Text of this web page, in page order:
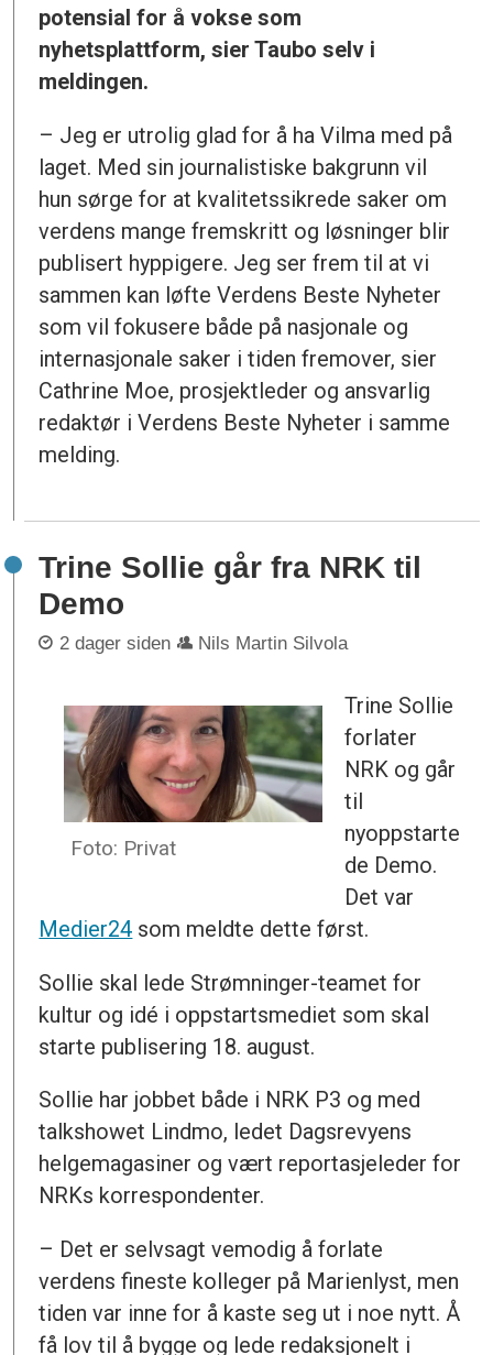
potensial for å vokse som
nyhetsplattform, sier Taubo selv i
meldingen.
– Jeg er utrolig glad for å ha Vilma med på
laget. Med sin journalistiske bakgrunn vil
hun sørge for at kvalitetssikrede saker om
verdens mange fremskritt og løsninger blir
publisert hyppigere. Jeg ser frem til at vi
sammen kan løfte Verdens Beste Nyheter
som vil fokusere både på nasjonale og
internasjonale saker i tiden fremover, sier
Cathrine Moe, prosjektleder og ansvarlig
redaktør i Verdens Beste Nyheter i samme
melding.
Trine Sollie går fra NRK til
Demo
2 dager siden Nils Martin Silvola
Foto: Privat
Trine Sollie
forlater
NRK og går
til
nyoppstarte
de Demo.
Det var
Medier24 som meldte dette først.
Sollie skal lede Strømninger-teamet for
kultur og idé i oppstartsmediet som skal
starte publisering 18. august.
Sollie har jobbet både i NRK P3 og med
talkshowet Lindmo, ledet Dagsrevyens
helgemagasiner og vært reportasjeleder for
NRKs korrespondenter.
– Det er selvsagt vemodig å forlate
verdens fineste kolleger på Marienlyst, men
tiden var inne for å kaste seg ut i noe nytt. Å
få lov til å bygge og lede redaksjonelt i